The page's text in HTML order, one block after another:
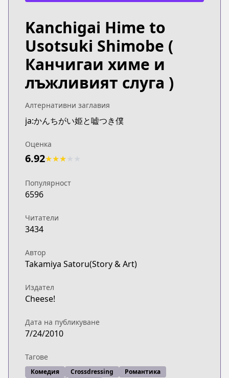
Kanchigai Hime to
Usotsuki Shimobe (
Канчигаи химе и
лъжливият слуга )
Алтернативни заглавия
ja:かんちがい姫と嘘つき僕
Оценка
6.92★★★
Популярност
6596
Читатели
3434
Автор
Takamiya Satoru(Story & Art)
Издател
Cheese!
Дата на публикуване
7/24/2010
Тагове
Комедия Crossdressing
Романтика